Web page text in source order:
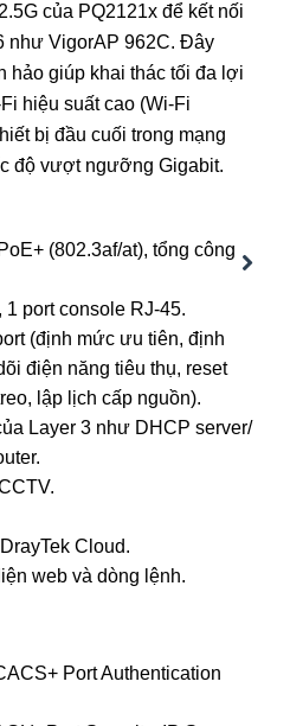
của PQ2121x để kết nối
như VigorAP 962C. Đây
hảo giúp khai thác tối đa lợi
hiệu suất cao (Wi-Fi
bị đầu cuối trong mạng
độ vượt ngưỡng Gigabit.
(802.3af/at), tổng công
1 port console RJ-45.
(định mức ưu tiên, định
điện năng tiêu thụ, reset
lập lịch cấp nguồn).
Layer 3 như DHCP server/
Cloud.
web và dòng lệnh.
Port Authentication